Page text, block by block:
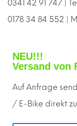
0341 42 91 747 |
0178 34 84 552 |
NEU!!!
Versand von
Auf Anfrage
/ E-Bike direkt